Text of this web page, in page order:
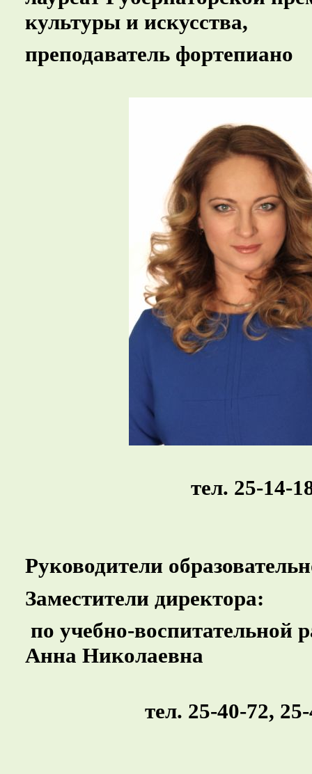
культуры и искусства,
преподаватель фортепиано
тел. 25-14-
Руководители
Заместители директора:
по учебно-воспитательной
Анна Николаевна
тел. 25-40-72,